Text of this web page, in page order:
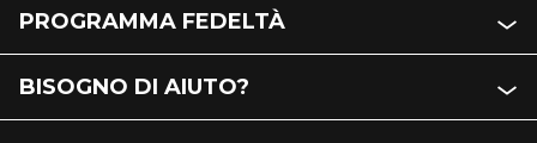
PROGRAMMA FEDELTÀ
BISOGNO DI AIUTO?